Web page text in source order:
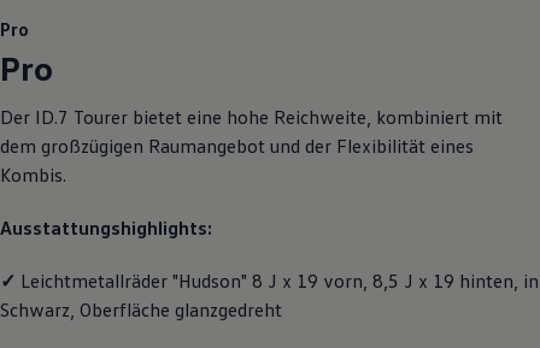
Volkswagen Teile
Zubehör
Modellspezifisches Zubehör
Individualisieren
Digitale Extras
Dienste für Ihr Modell finden
Volkswagen Apps, Login und Shop
Pro
Pro
Der ID.7 Tourer bietet eine hohe Reichweite, kombiniert mit
dem großzügigen Raumangebot und der Flexibilität eines
Kombis.
Ausstattungshighlights:
✓ Leichtmetallräder "Hudson" 8 J x 19 vorn, 8,5 J x 19 hinten, in
Schwarz, Oberfläche glanzgedreht